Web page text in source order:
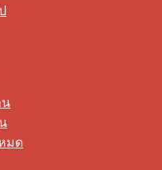
น
มด